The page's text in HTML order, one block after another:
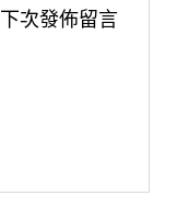
次發佈留言